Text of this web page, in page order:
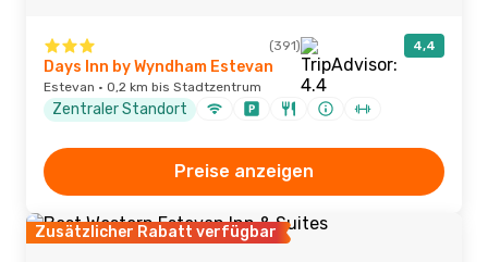
(391) 4,4
Days Inn by Wyndham Estevan
Estevan · 0,2 km bis Stadtzentrum
Zentraler Standort
Preise anzeigen
Zusätzlicher Rabatt verfügbar